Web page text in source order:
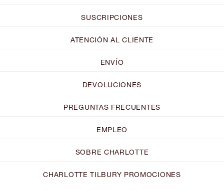
SUSCRIPCIONES
ATENCIÓN AL CLIENTE
ENVÍO
DEVOLUCIONES
PREGUNTAS FRECUENTES
EMPLEO
SOBRE CHARLOTTE
CHARLOTTE TILBURY PROMOCIONES